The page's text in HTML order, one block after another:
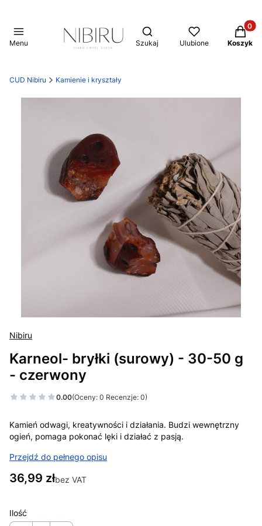
Menu
Otwórz wyszukiwarkę
Szukaj Ulubione Koszyk
CUD Nibiru Kamienie i kryształy
Nibiru
Karneol- bryłki (surowy) - 30-50 g
- czerwony
0.00(Oceny: 0 Recenzje: 0)
Kamień odwagi, kreatywności i działania. Budzi wewnętrzny
ogień, pomaga pokonać lęki i działać z pasją.
Przejdź do pełnego opisu
Cena
36,99 złbez VAT
Ilość